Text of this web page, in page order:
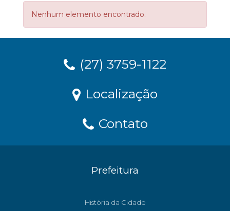
Nenhum elemento encontrado.
(27) 3759-1122
Localização
Contato
Prefeitura
História da Cidade